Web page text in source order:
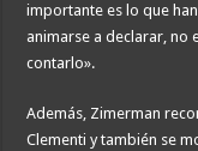
importante es lo que
animarse a declarar, no
contarlo».
Además, Zimerman
Clementi y también se